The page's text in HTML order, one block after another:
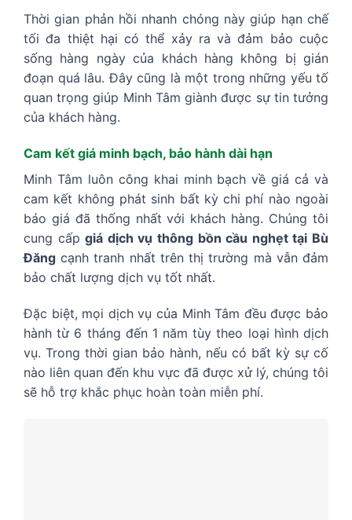
Thời gian phản hồi nhanh chóng này giúp hạn chế
tối đa thiệt hại có thể xảy ra và đảm bảo cuộc
sống hàng ngày của khách hàng không bị gián
đoạn quá lâu. Đây cũng là một trong những yếu tố
quan trọng giúp Minh Tâm giành được sự tin tưởng
của khách hàng.
Cam kết giá minh bạch, bảo hành dài hạn
Minh Tâm luôn công khai minh bạch về giá cả và
cam kết không phát sinh bất kỳ chi phí nào ngoài
báo giá đã thống nhất với khách hàng. Chúng tôi
cung cấpgiá dịch vụ thông bồn cầu nghẹt tại Bù
Đăng cạnh tranh nhất trên thị trường mà vẫn đảm
bảo chất lượng dịch vụ tốt nhất.
Đặc biệt, mọi dịch vụ của Minh Tâm đều được bảo
hành từ 6 tháng đến 1 năm tùy theo loại hình dịch
vụ. Trong thời gian bảo hành, nếu có bất kỳ sự cố
nào liên quan đến khu vực đã được xử lý, chúng tôi
sẽ hỗ trợ khắc phục hoàn toàn miễn phí.